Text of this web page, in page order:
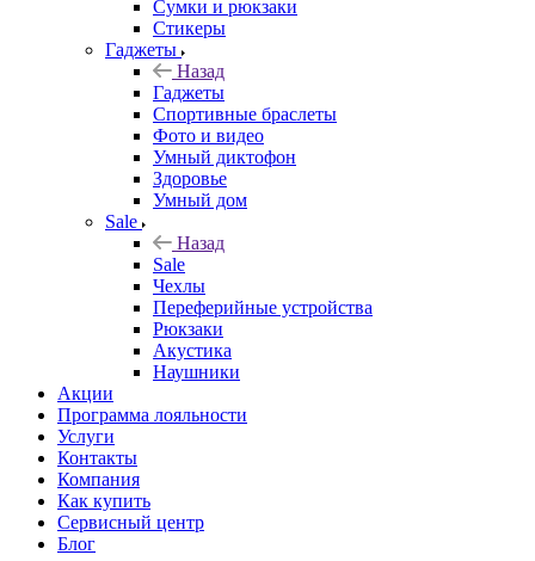
Сумки и рюкзаки
Стикеры
Гаджеты
Назад
Гаджеты
Спортивные браслеты
Фото и видео
Умный диктофон
Здоровье
Умный дом
Sale
Назад
Sale
Чехлы
Переферийные устройства
Рюкзаки
Акустика
Наушники
Акции
Программа лояльности
Услуги
Контакты
Компания
Как купить
Сервисный центр
Блог